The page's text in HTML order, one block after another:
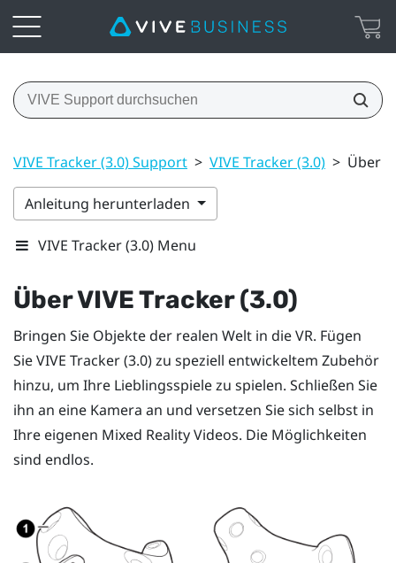
VIVE Tracker (3.0) Support > VIVE Tracker (3.0) > Über
Anleitung herunterladen
VIVE Tracker (3.0) Menu
ÜberVIVETracker (3.0)
Bringen Sie Objekte der realen Welt in die VR. Fügen
SieVIVE Tracker (3.0)zu speziell entwickeltem Zubehör
hinzu, um Ihre Lieblingsspiele zu spielen. Schließen Sie
ihn an eine Kamera an und versetzen Sie sich selbst in
Ihre eigenen Mixed Reality Videos. Die Möglichkeiten
sind endlos.